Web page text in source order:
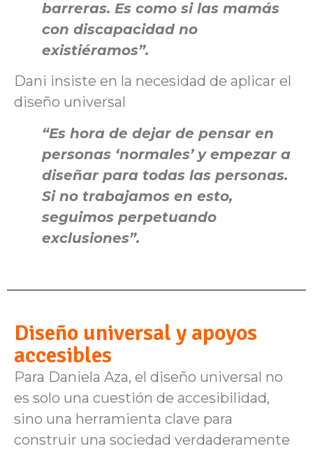
barreras. Es como si las mamás
con discapacidad no
existiéramos”.
Dani insiste en la necesidad de aplicar el
diseño universal
“Es hora de dejar de pensar en
personas ‘normales’ y empezar a
diseñar para todas las personas.
Si no trabajamos en esto,
seguimos perpetuando
exclusiones”.
Diseño universal y apoyos
accesibles
Para Daniela Aza, el diseño universal no
es solo una cuestión de accesibilidad,
sino una herramienta clave para
construir una sociedad verdaderamente